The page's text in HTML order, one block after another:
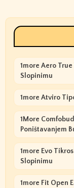
1more Aero
Slopinimu
1more Atviro
1More
Poništavanjem
1more Evo
Slopinimu
1more Fit Open